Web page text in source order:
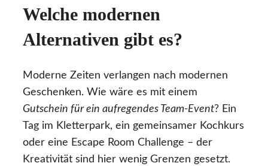
Welche modernen
Alternativen gibt es?
Moderne Zeiten verlangen nach modernen
Geschenken. Wie wäre es mit einem
Gutschein für ein aufregendes Team-Event? Ein
Tag im Kletterpark, ein gemeinsamer Kochkurs
oder eine Escape Room Challenge – der
Kreativität sind hier wenig Grenzen gesetzt.